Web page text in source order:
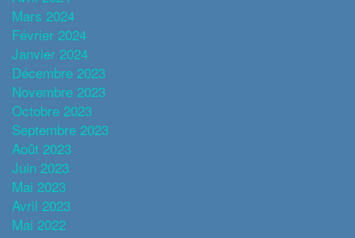
Mars 2024
Février 2024
Janvier 2024
Décembre 2023
Novembre 2023
Octobre 2023
Septembre 2023
Août 2023
Juin 2023
Mai 2023
Avril 2023
Mai 2022